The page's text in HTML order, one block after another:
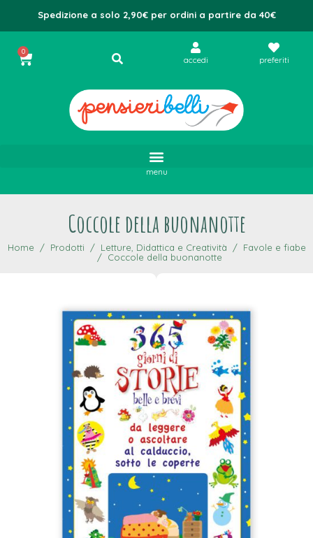
Spedizione a solo 2,90€ per ordini a partire da 40€
0
accedi preferiti
menu
Coccole della buonanotte
Home Prodotti Letture, Didattica e Creatività
Favole e fiabe
Coccole della buonanotte